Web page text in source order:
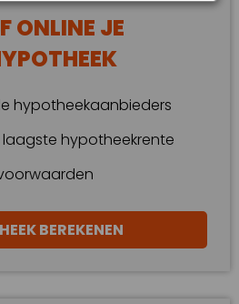
ONLINE JE
hypotheekaanbieders
hypotheekrente
BEREKENEN